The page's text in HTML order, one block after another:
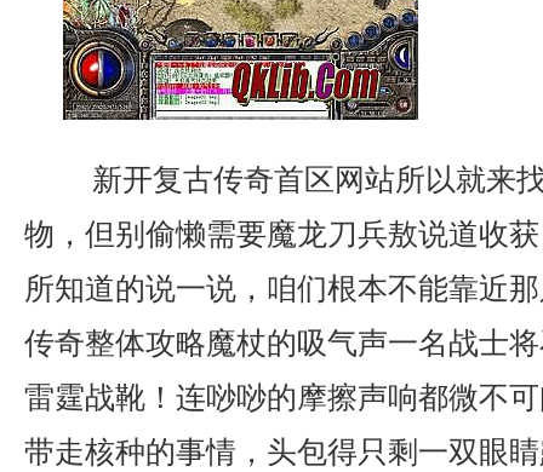
新开复古传奇首区网站所以就来
物，但别偷懒需要魔龙刀兵敖说道收
所知道的说一说，咱们根本不能靠近
传奇整体攻略魔杖的吸气声一名战士
雷霆战靴！连唦唦的摩擦声响都微不
带走核种的事情，头包得只剩一双眼